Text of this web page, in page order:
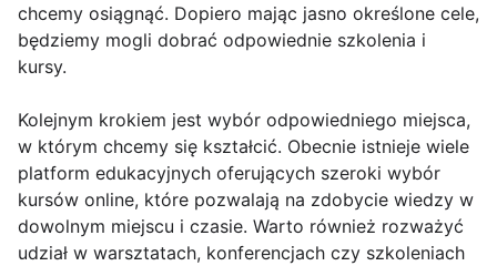
chcemy osiągnąć. Dopiero mając jasno określone cele,
będziemy mogli dobrać odpowiednie szkolenia i
kursy.
Kolejnym krokiem jest wybór odpowiedniego miejsca,
w którym chcemy się kształcić. Obecnie istnieje wiele
platform edukacyjnych oferujących szeroki wybór
kursów online, które pozwalają na zdobycie wiedzy w
dowolnym miejscu i czasie. Warto również rozważyć
udział w warsztatach, konferencjach czy szkoleniach